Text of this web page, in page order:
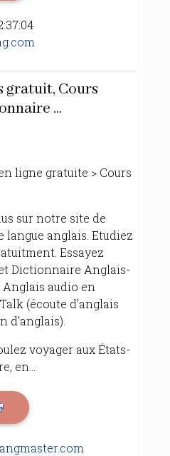
gratuit, Cours
...
ligne gratuite > Cours
sur notre site de
langue anglais. Etudiez
Essayez
Dictionnaire Anglais-
audio en
(écoute d'anglais
d'anglais).
voyager aux États-
en...